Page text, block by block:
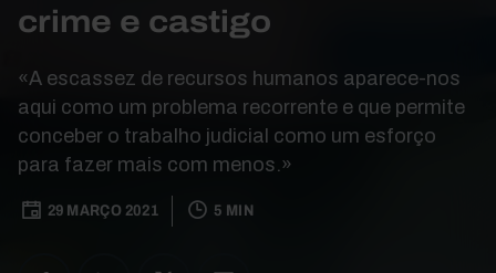
crime e castigo
«A escassez de recursos humanos aparece-nos
aqui como um problema recorrente e que permite
conceber o trabalho judicial como um esforço
para fazer mais com menos.»
29 MARÇO 2021 5 MIN